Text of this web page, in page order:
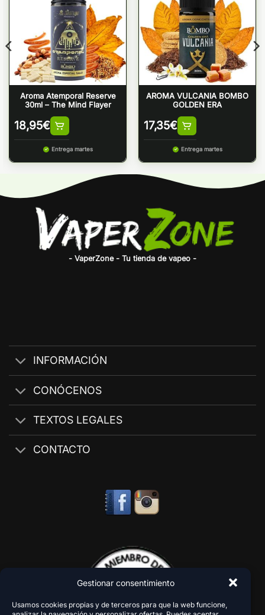
Gestionar consentimiento
Usamos cookies propias y de terceros para que la web funcione,
Aroma Atemporal Reserve
30ml – The Mind Flayer
18,95€
Entrega martes
AROMA VULCANIA BOMBO
GOLDEN ERA
17,35€
Entrega martes
- VaperZone - Tu tienda de vapeo -
INFORMACIÓN
CONÓCENOS
TEXTOS LEGALES
CONTACTO